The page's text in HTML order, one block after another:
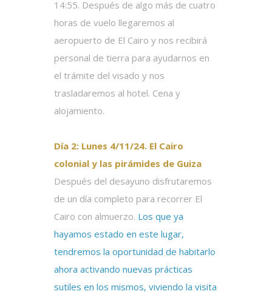
14:55. Después de algo más de cuatro
horas de vuelo llegaremos al
aeropuerto de El Cairo y nos recibirá
personal de tierra para ayudarnos en
el trámite del visado y nos
trasladaremos al hotel. Cena y
alojamiento.
Día 2: Lunes 4/11/24. El Cairo
colonial y las pirámides de Guiza
Después del desayuno disfrutaremos
de un día completo para recorrer El
Cairo con almuerzo. Los que ya
hayamos estado en este lugar,
tendremos la oportunidad de habitarlo
ahora activando nuevas prácticas
sutiles en los mismos, viviendo la visita